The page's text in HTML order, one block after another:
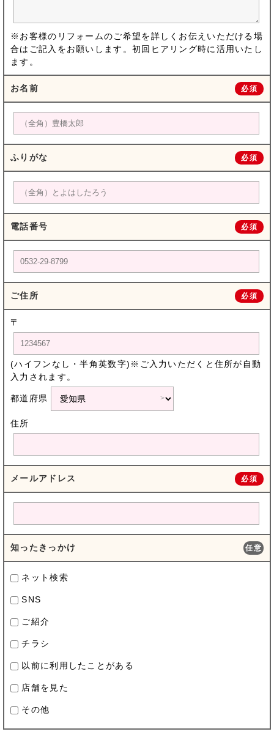
※お客様のリフォームのご希望を詳しくお伝えいただける場
合はご記入をお願いします。初回ヒアリング時に活用いたし
ます。
お名前 必須
ふりがな 必須
電話番号 必須
ご住所 必須
〒
(ハイフンなし・半角英数字)※ご入力いただくと住所が自動
入力されます。
都道府県
住所
メールアドレス 必須
知ったきっかけ 任意
ネット検索
SNS
ご紹介
チラシ
以前に利用したことがある
店舗を見た
その他